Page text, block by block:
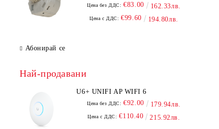
Цена без ДДС: €83.00 162.33лв.
Цена с ДДС: €99.60 194.80лв.
Абонирай се
Най-продавани
U6+ UNIFI AP WIFI 6
Цена без ДДС: €92.00 179.94лв.
Цена с ДДС: €110.40 215.92лв.